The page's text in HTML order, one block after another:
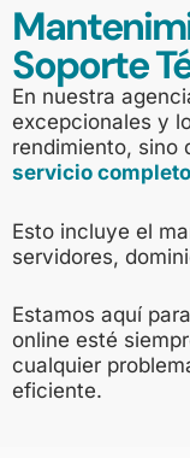
Soporte
En nuestra
excepcionales y
rendimiento, sino
servicio
Esto incluye el
servidores,
Estamos aquí
online esté
cualquier
eficiente.